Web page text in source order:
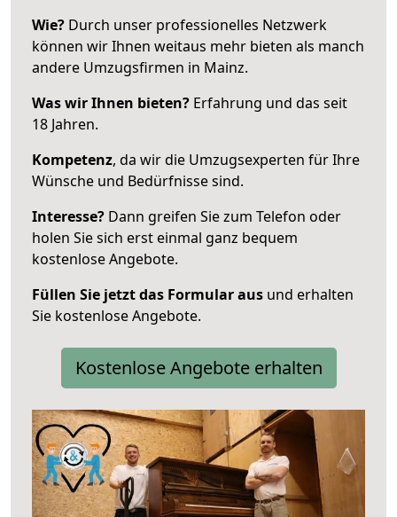
Wie? Durch unser professionelles Netzwerk
können wir Ihnen weitaus mehr bieten als manch
andere Umzugsfirmen in Mainz.
Was wir Ihnen bieten? Erfahrung und das seit
18 Jahren.
Kompetenz, da wir die Umzugsexperten für Ihre
Wünsche und Bedürfnisse sind.
Interesse? Dann greifen Sie zum Telefon oder
holen Sie sich erst einmal ganz bequem
kostenlose Angebote.
Füllen Sie jetzt das Formular aus und erhalten
Sie kostenlose Angebote.
Kostenlose Angebote erhalten